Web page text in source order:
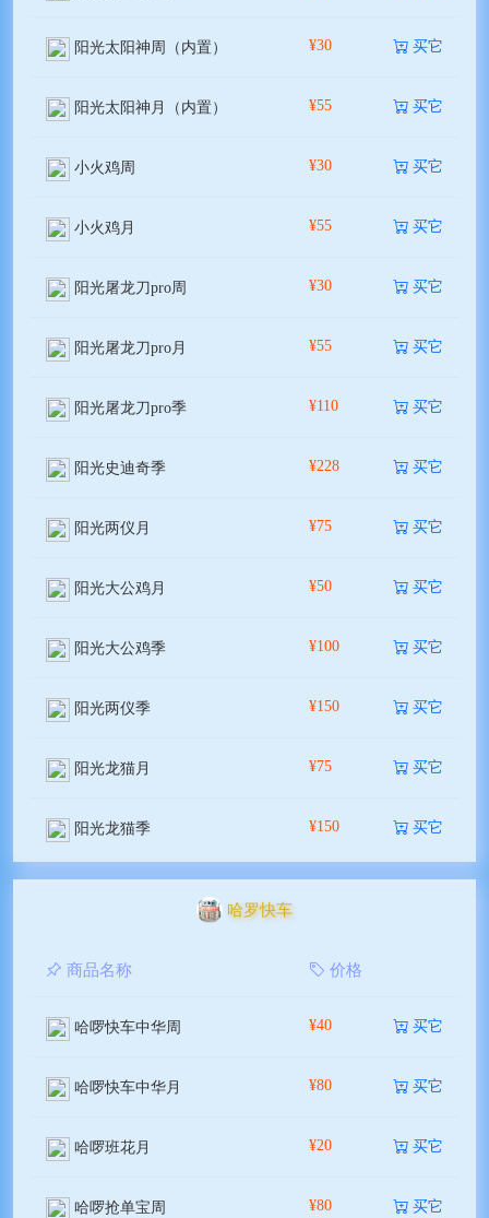
阳光太阳神周（内置） ¥30 买它
阳光太阳神月（内置） ¥55 买它
小火鸡周 ¥30 买它
小火鸡月 ¥55 买它
阳光屠龙刀pro周 ¥30 买它
阳光屠龙刀pro月 ¥55 买它
阳光屠龙刀pro季 ¥110 买它
阳光史迪奇季 ¥228 买它
阳光两仪月 ¥75 买它
阳光大公鸡月 ¥50 买它
阳光大公鸡季 ¥100 买它
阳光两仪季 ¥150 买它
阳光龙猫月 ¥75 买它
阳光龙猫季 ¥150 买它
哈罗快车
商品名称 价格
哈啰快车中华周 ¥40 买它
哈啰快车中华月 ¥80 买它
哈啰班花月 ¥20 买它
哈啰抢单宝周 ¥80 买它